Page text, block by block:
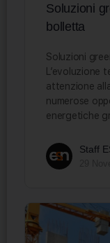
Soluzioni
bolletta
Soluzioni
attenzione
numerose
energetiche
Staff